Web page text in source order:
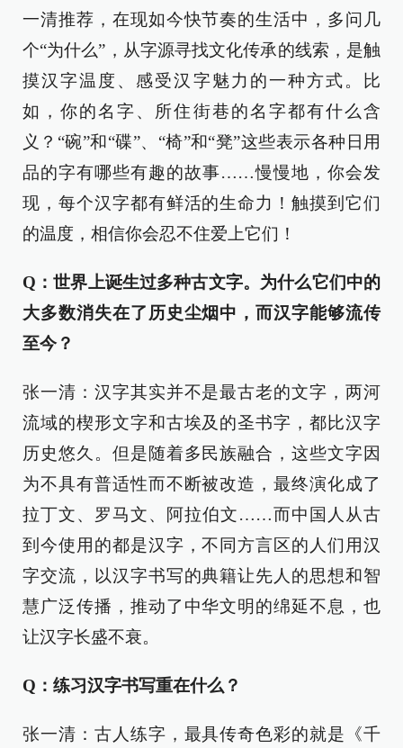
一清推荐，在现如今快节奏的生活中，多问几
个“为什么”，从字源寻找文化传承的线索，是触
摸汉字温度、感受汉字魅力的一种方式。比
如，你的名字、所住街巷的名字都有什么含
义？“碗”和“碟”、“椅”和“凳”这些表示各种日用
品的字有哪些有趣的故事……慢慢地，你会发
现，每个汉字都有鲜活的生命力！触摸到它们
的温度，相信你会忍不住爱上它们！
Q：世界上诞生过多种古文字。为什么它们中的
大多数消失在了历史尘烟中，而汉字能够流传
至今？
张一清：汉字其实并不是最古老的文字，两河
流域的楔形文字和古埃及的圣书字，都比汉字
历史悠久。但是随着多民族融合，这些文字因
为不具有普适性而不断被改造，最终演化成了
拉丁文、罗马文、阿拉伯文……而中国人从古
到今使用的都是汉字，不同方言区的人们用汉
字交流，以汉字书写的典籍让先人的思想和智
慧广泛传播，推动了中华文明的绵延不息，也
让汉字长盛不衰。
Q：练习汉字书写重在什么？
张一清：古人练字，最具传奇色彩的就是《千